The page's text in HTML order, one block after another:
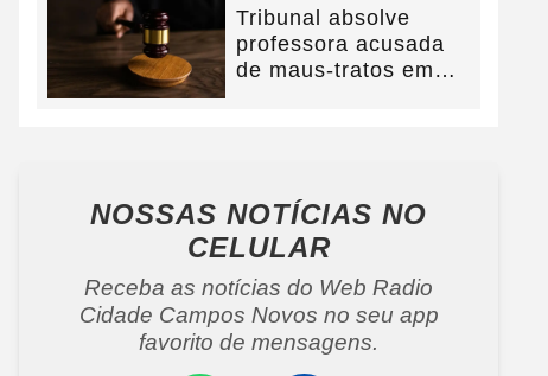
Tribunal absolve
professora acusada
de maus-tratos em
NOSSAS NOTÍCIAS NO
CELULAR
Receba as notícias do Web Radio
Cidade Campos Novos no seu app
favorito de mensagens.